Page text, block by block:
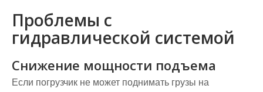
Проблемы с
гидравлической системой
Снижение мощности подъема
Если погрузчик не может поднимать грузы на